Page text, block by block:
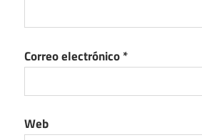
Correo electrónico*
Web